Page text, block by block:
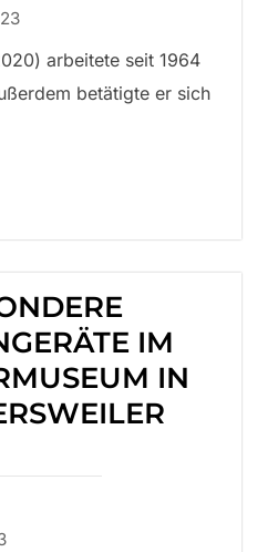
arbeitete seit 1964
betätigte er sich
IM
IN